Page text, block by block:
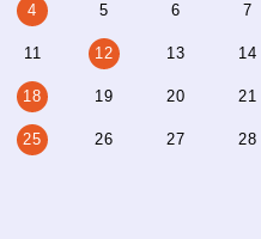
4 5 6 7
11 12 13 14
18 19 20 21
25 26 27 28